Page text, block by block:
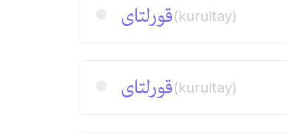
قورلتای(kurultay)
قورلتای(kurultay)